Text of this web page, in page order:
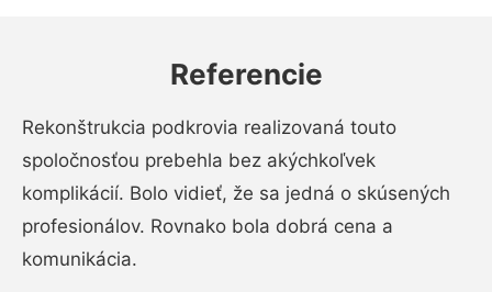
Referencie
Rekonštrukcia podkrovia realizovaná touto
spoločnosťou prebehla bez akýchkoľvek
komplikácií. Bolo vidieť, že sa jedná o skúsených
profesionálov. Rovnako bola dobrá cena a
komunikácia.